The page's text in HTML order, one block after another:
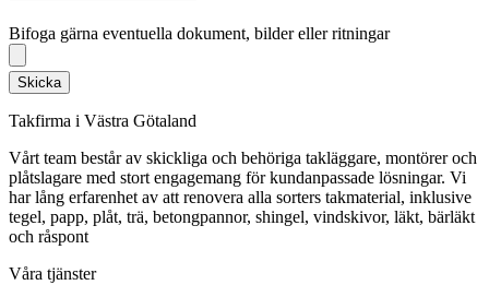
Bifoga gärna eventuella dokument, bilder eller ritningar
Skicka
Takfirma i Västra Götaland
Vårt team består av skickliga och behöriga takläggare, montörer och
plåtslagare med stort engagemang för kundanpassade lösningar. Vi
har lång erfarenhet av att renovera alla sorters takmaterial, inklusive
tegel, papp, plåt, trä, betongpannor, shingel, vindskivor, läkt, bärläkt
och råspont
Våra tjänster